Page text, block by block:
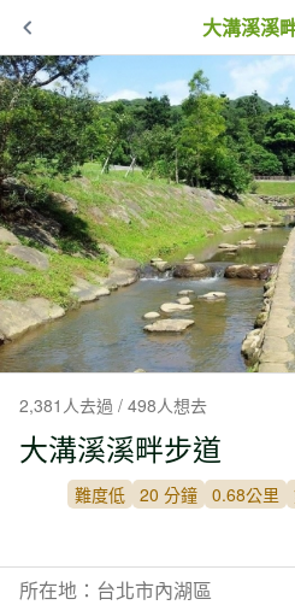
大溝溪溪
2,381人去過 / 498人想去
大溝溪溪畔步道
難度低 20 分鐘 0.68公里
所在地：台北市內湖區